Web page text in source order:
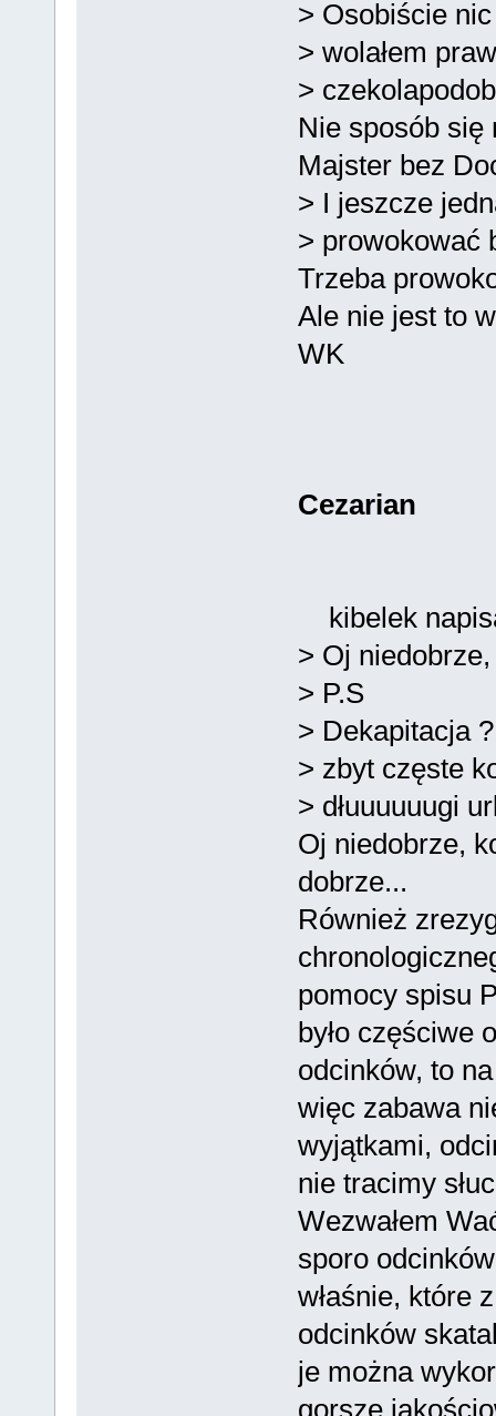
> Osobiście
> wolałem
>
Nie sposób się
Majster bez
> I jeszcze
> prowokować
Trzeba
Ale nie jest to
WK
Cezarian
kibelek
> Oj
> P.S
> Dekapitacja
> zbyt częste
> dłuuuuuugi
Oj niedobrze,
dobrze...
Również
pomocy spisu
było częściwe
odcinków, to
więc zabawa
wyjątkami,
nie tracimy
Wezwałem
sporo
właśnie, które
odcinków
je można
gorsze